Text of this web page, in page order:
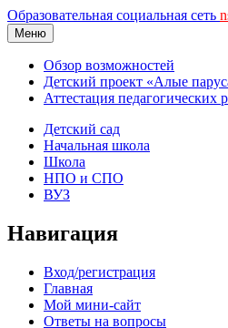
Образовательная социальная сеть
Меню
Обзор возможностей
Детский проект «Алые
Аттестация педагогических
Детский сад
Начальная школа
Школа
НПО и СПО
ВУЗ
Навигация
Вход/регистрация
Главная
Мой мини-сайт
Ответы на вопросы